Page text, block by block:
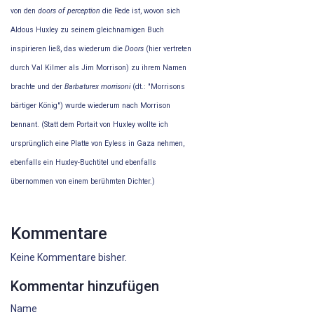
von den doors of perception die Rede ist, wovon sich
Aldous Huxley zu seinem gleichnamigen Buch
inspirieren ließ, das wiederum die Doors (hier vertreten
durch Val Kilmer als Jim Morrison) zu ihrem Namen
brachte und der Barbaturex morrisoni(dt.: "Morrisons
bärtiger König") wurde wiederum nach Morrison
bennant. (Statt dem Portait von Huxley wollte ich
ursprünglich eine Platte von Eyless in Gaza nehmen,
ebenfalls ein Huxley-Buchtitel und ebenfalls
übernommen von einem berühmten Dichter.)
Kommentare
Keine Kommentare bisher.
Kommentar hinzufügen
Name